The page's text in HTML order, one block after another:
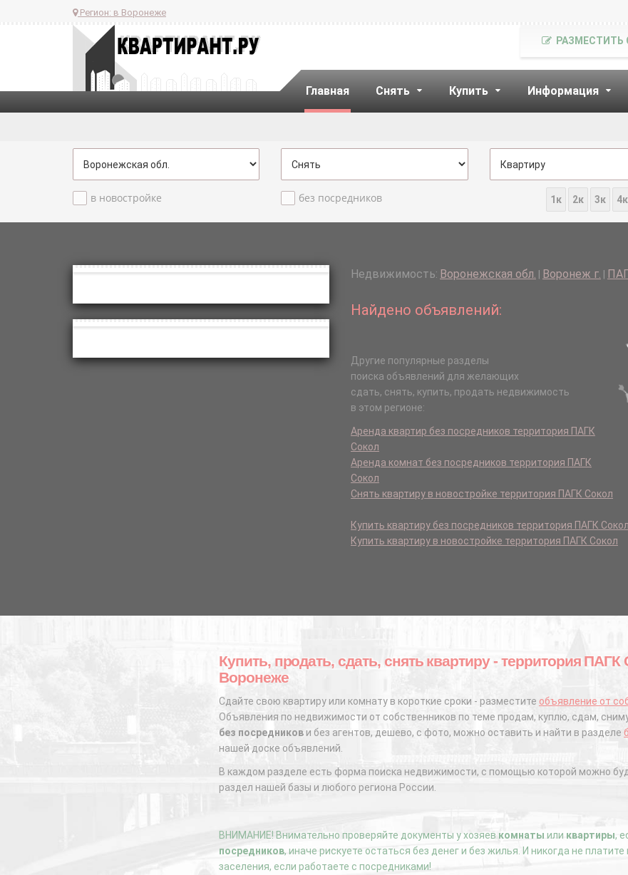
Регион: в Воронеже
Главная Снять Купить Информация
РАЗМЕСТИТЬ
в новостройке без посредников 1к 2к 3к 4к
Недвижимость: Воронежская обл. Воронеж г.
Найдено объявлений:
Другие популярные разделы
поиска объявлений для желающих
сдать, снять, купить, продать недвижимость
в этом регионе:
Аренда квартир без посредников территория ПАГК
Сокол
Аренда комнат без посредников территория ПАГК
Сокол
Снять квартиру в новостройке территория ПАГК Сокол
Купить квартиру без посредников территория ПАГК Сокол
Купить квартиру в новостройке территория ПАГК Сокол
Купить, продать, сдать, снять квартиру - территория ПАГК
Воронеже
Сдайте свою квартиру или комнату в короткие сроки - разместите объявление от
Объявления по недвижимости от собственников по теме продам, куплю, сдам,
без посредникови без агентов, дешево, с фото, можно оставить и найти в разделе
нашей доске объявлений.
В каждом разделе есть форма поиска недвижимости, с помощью которой можно
раздел нашей базы и любого региона России.
ВНИМАНИЕ! Внимательно проверяйте документы у хозяев комнаты или квартиры,
посредников, иначе рискуете остаться без денег и без жилья. И никогда не
заселения, если работаете с посредниками!